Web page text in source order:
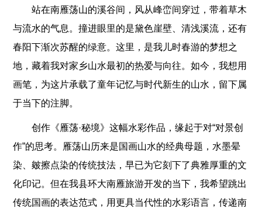
站在南雁荡山的溪谷间，风从峰峦间穿过，带着草木
与流水的气息。撞进眼里的是黛色崖壁、清浅溪流，还有
春阳下渐次苏醒的绿意。这里，是我儿时春游的梦想之
地，藏着我对家乡山水最初的热爱与向往。如今，我想用
画笔，为这片承载了童年记忆与时代新生的山水，留下属
于当下的注脚。
创作《雁荡·秘境》这幅水彩作品，缘起于对“对景创
作”的思考。雁荡山历来是国画山水的经典母题，水墨晕
染、皴擦点染的传统技法，早已为它刻下了典雅厚重的文
化印记。但在我县环大南雁旅游开发的当下，我希望跳出
传统国画的表达范式，用更具当代性的水彩语言，传递南